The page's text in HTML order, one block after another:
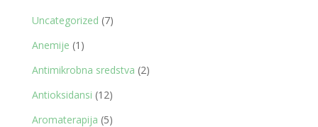
Uncategorized 77
Anemije 1 1
proizvod
Antimikrobna sredstva 22
Antioksidansi 1212
proizvoda
Aromaterapija 55